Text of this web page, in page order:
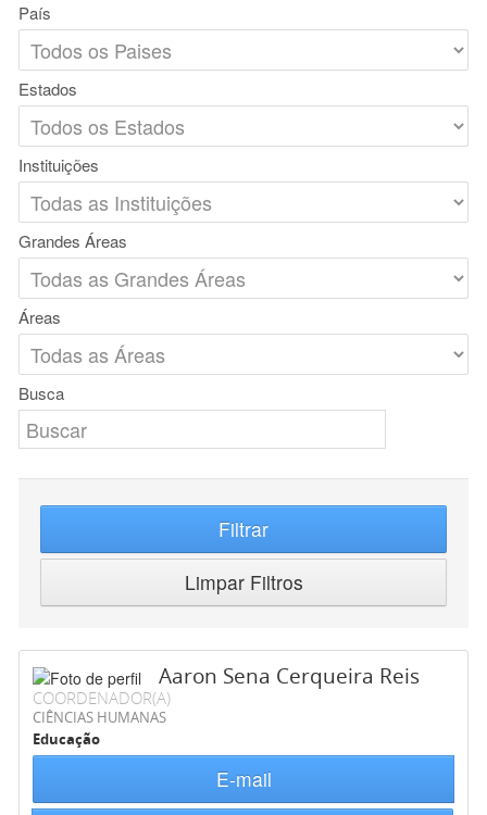
País
Estados
Instituições
Grandes Áreas
Áreas
Busca
Filtrar
Limpar Filtros
Aaron Sena Cerqueira Reis
COORDENADOR(A)
CIÊNCIAS HUMANAS
Educação
E-mail